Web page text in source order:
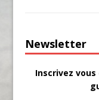
Newsletter
Inscrivez